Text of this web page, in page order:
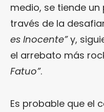
medio, se tiende
través de la
es Inocente”y,
el arrebato más
Fatuo”.
Es probable que el